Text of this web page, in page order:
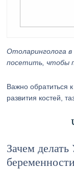
Отоларинголога
посетить, чтобы
Важно обратиться
развития костей,
Зачем